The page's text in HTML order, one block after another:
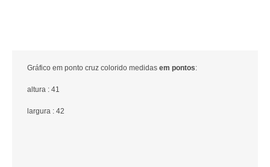
Gráfico em ponto cruz colorido medidas em pontos:
altura : 41
largura : 42